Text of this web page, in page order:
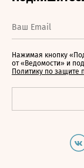
Нажимая кнопку
от «Ведомости» и
Политику по защите